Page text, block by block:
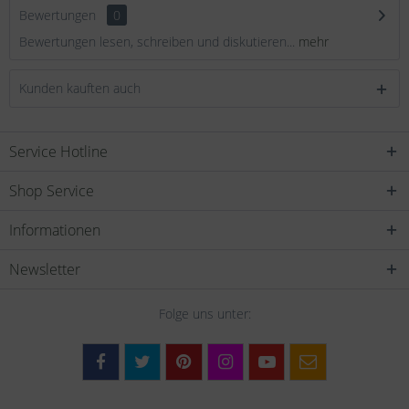
Bewertungen
0
Bewertungen lesen, schreiben und diskutieren... mehr
Kunden kauften auch
Service Hotline
Shop Service
Informationen
Newsletter
Folge uns unter: